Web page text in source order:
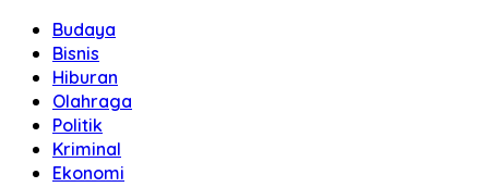
Informasi
Terkini
untuk
Anda"
Budaya
Bisnis
Hiburan
Olahraga
Politik
Kriminal
Ekonomi